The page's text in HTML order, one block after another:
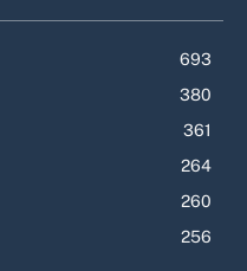
693
380
361
264
260
256